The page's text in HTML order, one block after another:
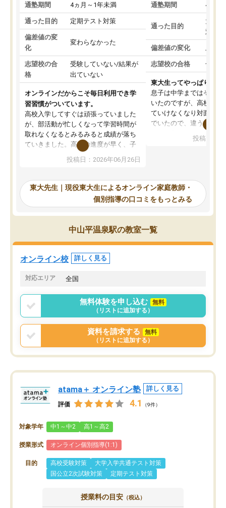
通塾期間 4ヵ月～1年未満
通った目的 定期テスト対策
偏差値の変
化
変わらなかった
志望校の合
格
受験していない/結果が
出ていない
オンラインだからこそ毎日利用でき学
習習慣がついています。
高校入学してすぐは頑張っていました
が、部活動が忙しくなって学習時間が
取れなくなるとみるみると成績が落ち
ていきました。高校の進度が早く、子
供も家に帰って勉強の話すると嫌な反
応を示します。東大先生にお願いして
れるので、親としても安心です。毎日
使える自習室とかもあり、わからない
ところがあれば先生が回答してくれる
のも重宝しています。
投稿日：2026年06月26日
通塾期間 4ヵ月
通った目的
大学
対策
偏差値の変化
志望校の合格 合格
東大生ってやっぱりすご
息子は中学まではそこそ
いたのですが、高校に入
ていけなくなり対面の塾
でいたので、違うアプロ
で、当初は模試でD判定
自習室が毎日使えていつ
るのが心強かったよう
謝です。
投稿日：
東大先生｜現役東大生によるオンライン家庭教師・
個別指導の口コミをもっとみる
中山平温泉駅の教室一覧
オンライン校 詳しく見る
対応エリア 全国
無料体験を申し込む
無料
（リストに追加する）
資料を請求する
無料
（リストに追加する）
atama＋ オンライン塾 詳しく見る
評価 4.1 （9件）
対象学年 中1～中2 高1～高2
授業形式 オンライン個別指導(1:1)
目的 高校受験対策
大学入学共通テスト対策
国公立2次試験対策
定期テスト対策
授業料の目安 （税込）